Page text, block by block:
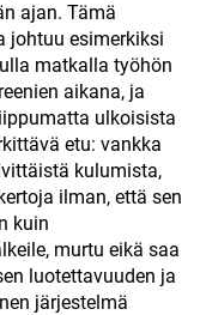
ajan. Tämä
johtuu esimerkiksi
matkalla työhön
aikana, ja
ulkoisista
etu: vankka
kulumista,
ilman, että sen
kuin
murtu eikä saa
luotettavuuden ja
järjestelmä